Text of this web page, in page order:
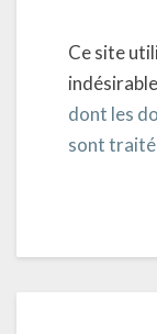
Ce site
dont les
sont